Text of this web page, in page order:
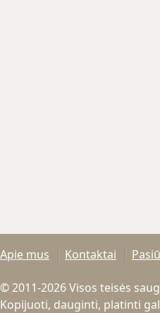
Apie mus Kontaktai
© 2011-2026 Visos teisės
Kopijuoti, dauginti, platinti